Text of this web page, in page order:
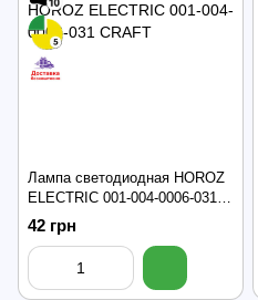
Лампа светодиодная HOROZ
ELECTRIC 001-004-0006-031
CRAFT
42 грн